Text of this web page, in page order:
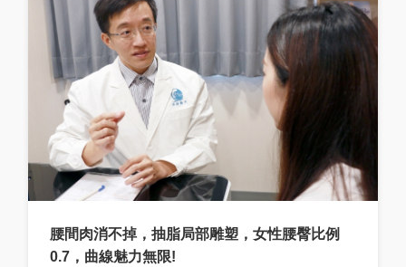
腰間肉消不掉，抽脂局部雕塑，女性腰臀比例
0.7，曲線魅力無限!